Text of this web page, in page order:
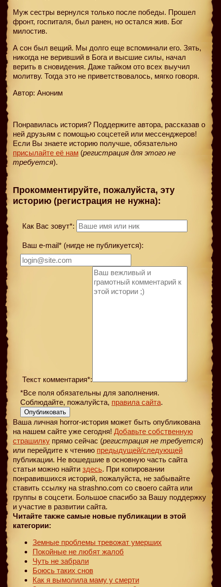
Муж сестры вернулся только после победы. Прошел
фронт, госпиталя, был ранен, но остался жив. Бог
милостив.
А сон был вещий. Мы долго еще вспоминали его. Зять,
никогда не веривший в Бога и высшие силы, начал
верить в сновидения. Даже тайком ото всех выучил
молитву. Тогда это не приветствовалось, мягко говоря.
Автор: Аноним
Понравилась история? Поддержите автора, рассказав о
ней друзьям с помощью соцсетей или мессенджеров!
Если Вы знаете историю получше, обязательно
присылайте её нам (регистрация для этого не
требуется).
Прокомментируйте, пожалуйста, эту
историю (регистрация не нужна):
Как Вас зовут*:
Ваш e-mail* (нигде не публикуется):
Текст комментария*:
*Все поля обязательны для заполнения.
Соблюдайте, пожалуйста, правила сайта.
Опубликовать
Ваша личная horror-история может быть опубликована
на нашем сайте уже сегодня! Добавьте собственную
страшилку прямо сейчас (регистрация не требуется)
или перейдите к чтению предыдущей/следующей
публикации. Не вошедшие в основную часть сайта
статьи можно найти здесь. При копировании
понравившихся историй, пожалуйста, не забывайте
ставить ссылку на strashno.com со своего сайта или
группы в соцсети. Большое спасибо за Вашу поддержку
и участие в развитии сайта.
Читайте также самые новые публикации в этой
категории:
Земные проблемы тревожат умерших
Покойные не любят жалоб
Чуть не забрали
Боюсь таких снов
Как я вымолила маму у смерти